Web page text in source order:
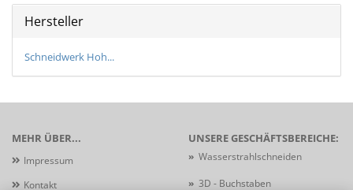
Hersteller
Schneidwerk Hoh...
MEHR ÜBER...
Impressum
Kontakt
UNSERE GESCHÄFTSBEREICHE:
» Wasserstrahlschneiden
» 3D - Buchstaben